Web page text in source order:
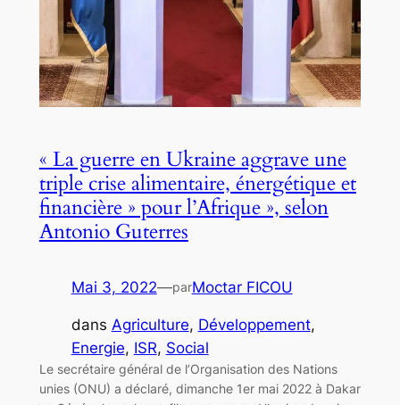
« La guerre en Ukraine aggrave une
triple crise alimentaire, énergétique et
financière » pour l’Afrique », selon
Antonio Guterres
Mai 3, 2022—parMoctar FICOU
dans Agriculture, Développement
Energie, ISR, Social
Le secrétaire général de l’Organisation des Nations
unies (ONU) a déclaré, dimanche 1er mai 2022 à Dakar